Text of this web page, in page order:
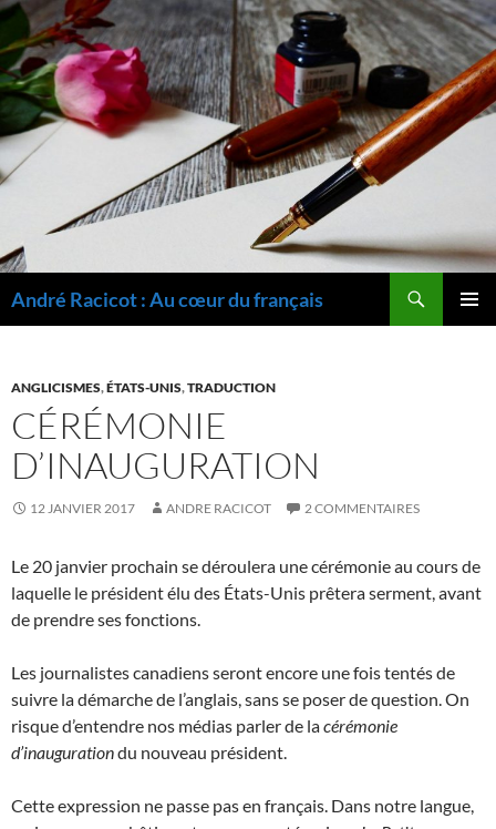
André Racicot : Au cœur du français
ANGLICISMES,ÉTATS-UNIS,TRADUCTION
CÉRÉMONIE
D’INAUGURATION
12 JANVIER 2017 ANDRE RACICOT 2 COMMENTAIRES
Le 20 janvier prochain se déroulera une cérémonie au cours de
laquelle le président élu des États-Unis prêtera serment, avant
de prendre ses fonctions.
Les journalistes canadiens seront encore une fois tentés de
suivre la démarche de l’anglais, sans se poser de question. On
risque d’entendre nos médias parler de lacérémonie
d’inaugurationdu nouveau président.
Cette expression ne passe pas en français. Dans notre langue,